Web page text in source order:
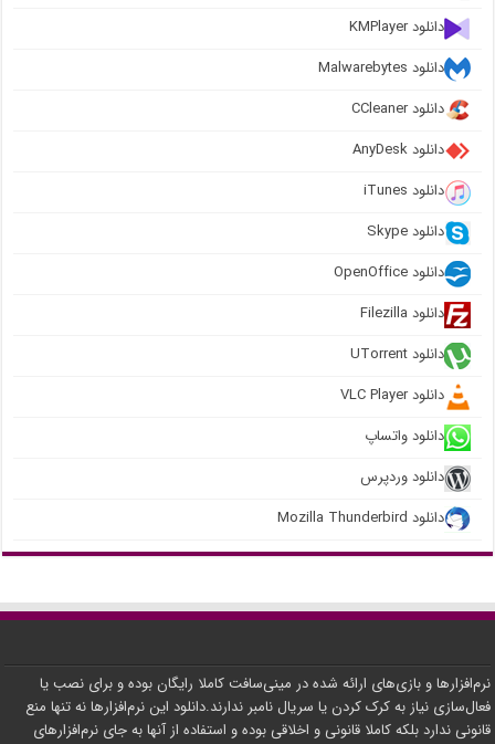
دانلود KMPlayer
دانلود Malwarebytes
دانلود CCleaner
دانلود AnyDesk
دانلود iTunes
دانلود Skype
دانلود OpenOffice
دانلود Filezilla
دانلود UTorrent
دانلود VLC Player
دانلود واتساپ
دانلود وردپرس
دانلود Mozilla Thunderbird
نرم‌افزارها و بازی‌های ارائه شده در مینی‌سافت کاملا رایگان بوده و برای نصب یا
فعال‌سازی نیاز به کرک کردن یا سریال نامبر ندارند.دانلود این نرم‌افزارها نه تنها منع
قانونی ندارد بلکه کاملا قانونی و اخلاقی بوده و استفاده از آنها به جای نرم‌افزارهای